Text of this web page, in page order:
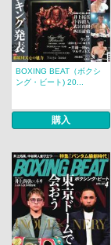
BOXING BEAT（ボクシ
ング・ビート) 20...
購入